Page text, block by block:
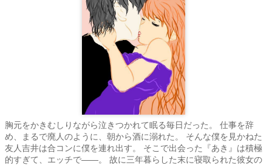
胸元をかきむしりながら泣きつかれて眠る毎日だった。 仕事を辞
め、まるで廃人のように、朝から酒に溺れた。 そんな僕を見かねた
友人吉井は合コンに僕を連れ出す。 そこで出会った『あき』は積極
的すぎて、エッチで――。 故に三年暮らした末に寝取られた彼女の